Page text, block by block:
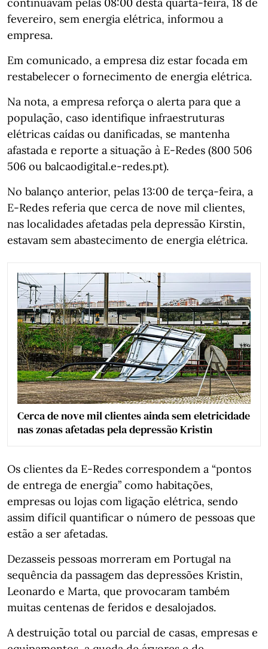
fevereiro, sem energia elétrica, informou a
empresa.
Em comunicado, a empresa diz estar focada em
restabelecer o fornecimento de energia elétrica.
Na nota, a empresa reforça o alerta para que a
população, caso identifique infraestruturas
elétricas caídas ou danificadas, se mantenha
afastada e reporte a situação à E-Redes (800 506
506 ou balcaodigital.e-redes.pt).
No balanço anterior, pelas 13:00 de terça-feira, a
E-Redes referia que cerca de nove mil clientes,
nas localidades afetadas pela depressão Kirstin,
estavam sem abastecimento de energia elétrica.
Cerca de nove mil clientes ainda sem eletricidade
nas zonas afetadas pela depressão Kristin
Os clientes da E-Redes correspondem a “pontos
de entrega de energia” como habitações,
empresas ou lojas com ligação elétrica, sendo
assim difícil quantificar o número de pessoas que
estão a ser afetadas.
Dezasseis pessoas morreram em Portugal na
sequência da passagem das depressões Kristin,
Leonardo e Marta, que provocaram também
muitas centenas de feridos e desalojados.
A destruição total ou parcial de casas, empresas e